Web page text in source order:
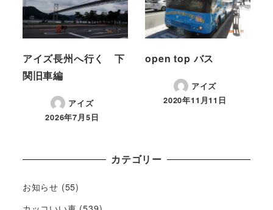
アイズ長州へ行く 下
関旧車編
アイズ
2026年7月5日
open top バス
アイズ
2020年11月11日
カテゴリー
お知らせ (55)